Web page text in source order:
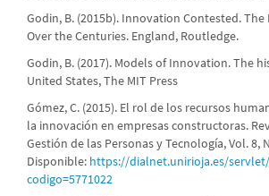
Godin, B. (2015b). Innovation Contested.
Over the Centuries. England, Routledge.
Godin, B. (2017). Models of Innovation. The
United States, The MIT Press
Gómez, C. (2015). El rol de los recursos
la innovación en empresas constructoras.
Gestión de las Personas y Tecnología, Vol. 8,
Disponible: https://dialnet.unirioja.es/
codigo=5771022